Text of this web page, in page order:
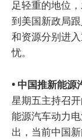
足轻重的地位
到美国新政局
和资源分别进
忧。
• 中国推新能源
星期五主持召
能源汽车动力
出，当前中国